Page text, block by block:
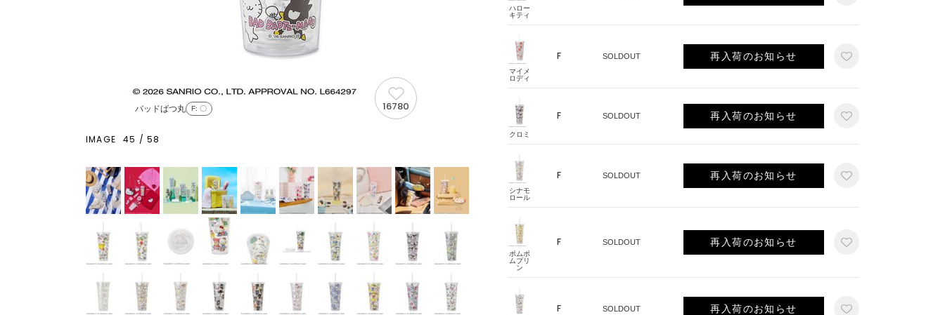
ハロー
キティ
マイメ
ロディ
F SOLDOUT 再入荷のお知らせ
クロミ
F SOLDOUT 再入荷のお知らせ
シナモ
ロール
F SOLDOUT 再入荷のお知らせ
ポムポ
ムプリ
ン
F SOLDOUT 再入荷のお知らせ
F SOLDOUT 再入荷のお知らせ
バッドばつ丸 F: 〇 16780
IMAGE 45 /58